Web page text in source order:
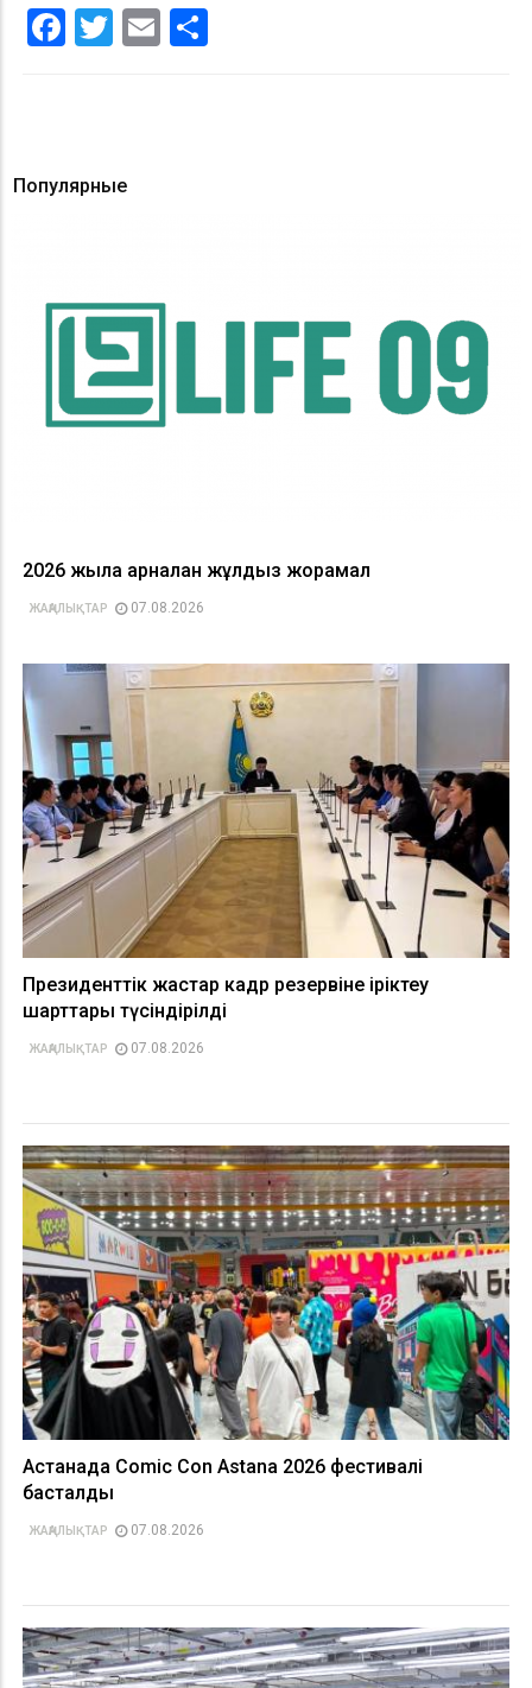
Facebook
Twitter
Email
Популярные
2026 жылға арналған жұлдыз жорамал
ЖАҢАЛЫҚТАР 07.08.2026
Президенттік жастар кадр резервіне іріктеу
шарттары түсіндірілді
ЖАҢАЛЫҚТАР 07.08.2026
Астанада Comic Con Astana 2026 фестивалі
басталды
ЖАҢАЛЫҚТАР 07.08.2026